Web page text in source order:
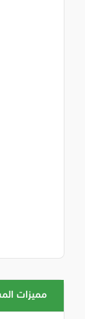
مميزات